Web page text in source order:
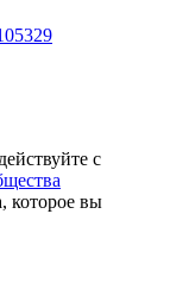
с
которое вы